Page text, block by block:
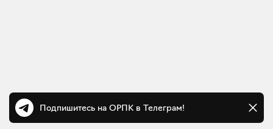
Подпишитесь на ОРПК в Телеграм!